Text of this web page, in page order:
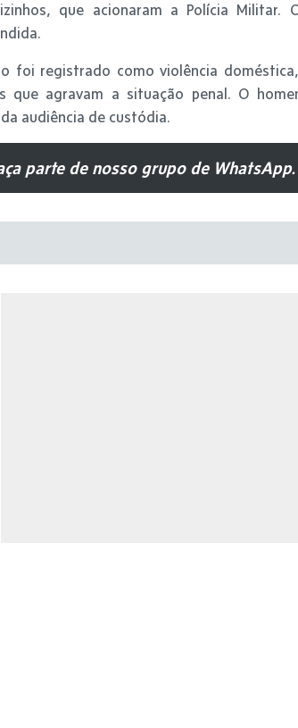
que acionaram a Polícia
foi registrado como violência
que agravam a situação penal. O
audiência de custódia.
parte de nosso grupo de